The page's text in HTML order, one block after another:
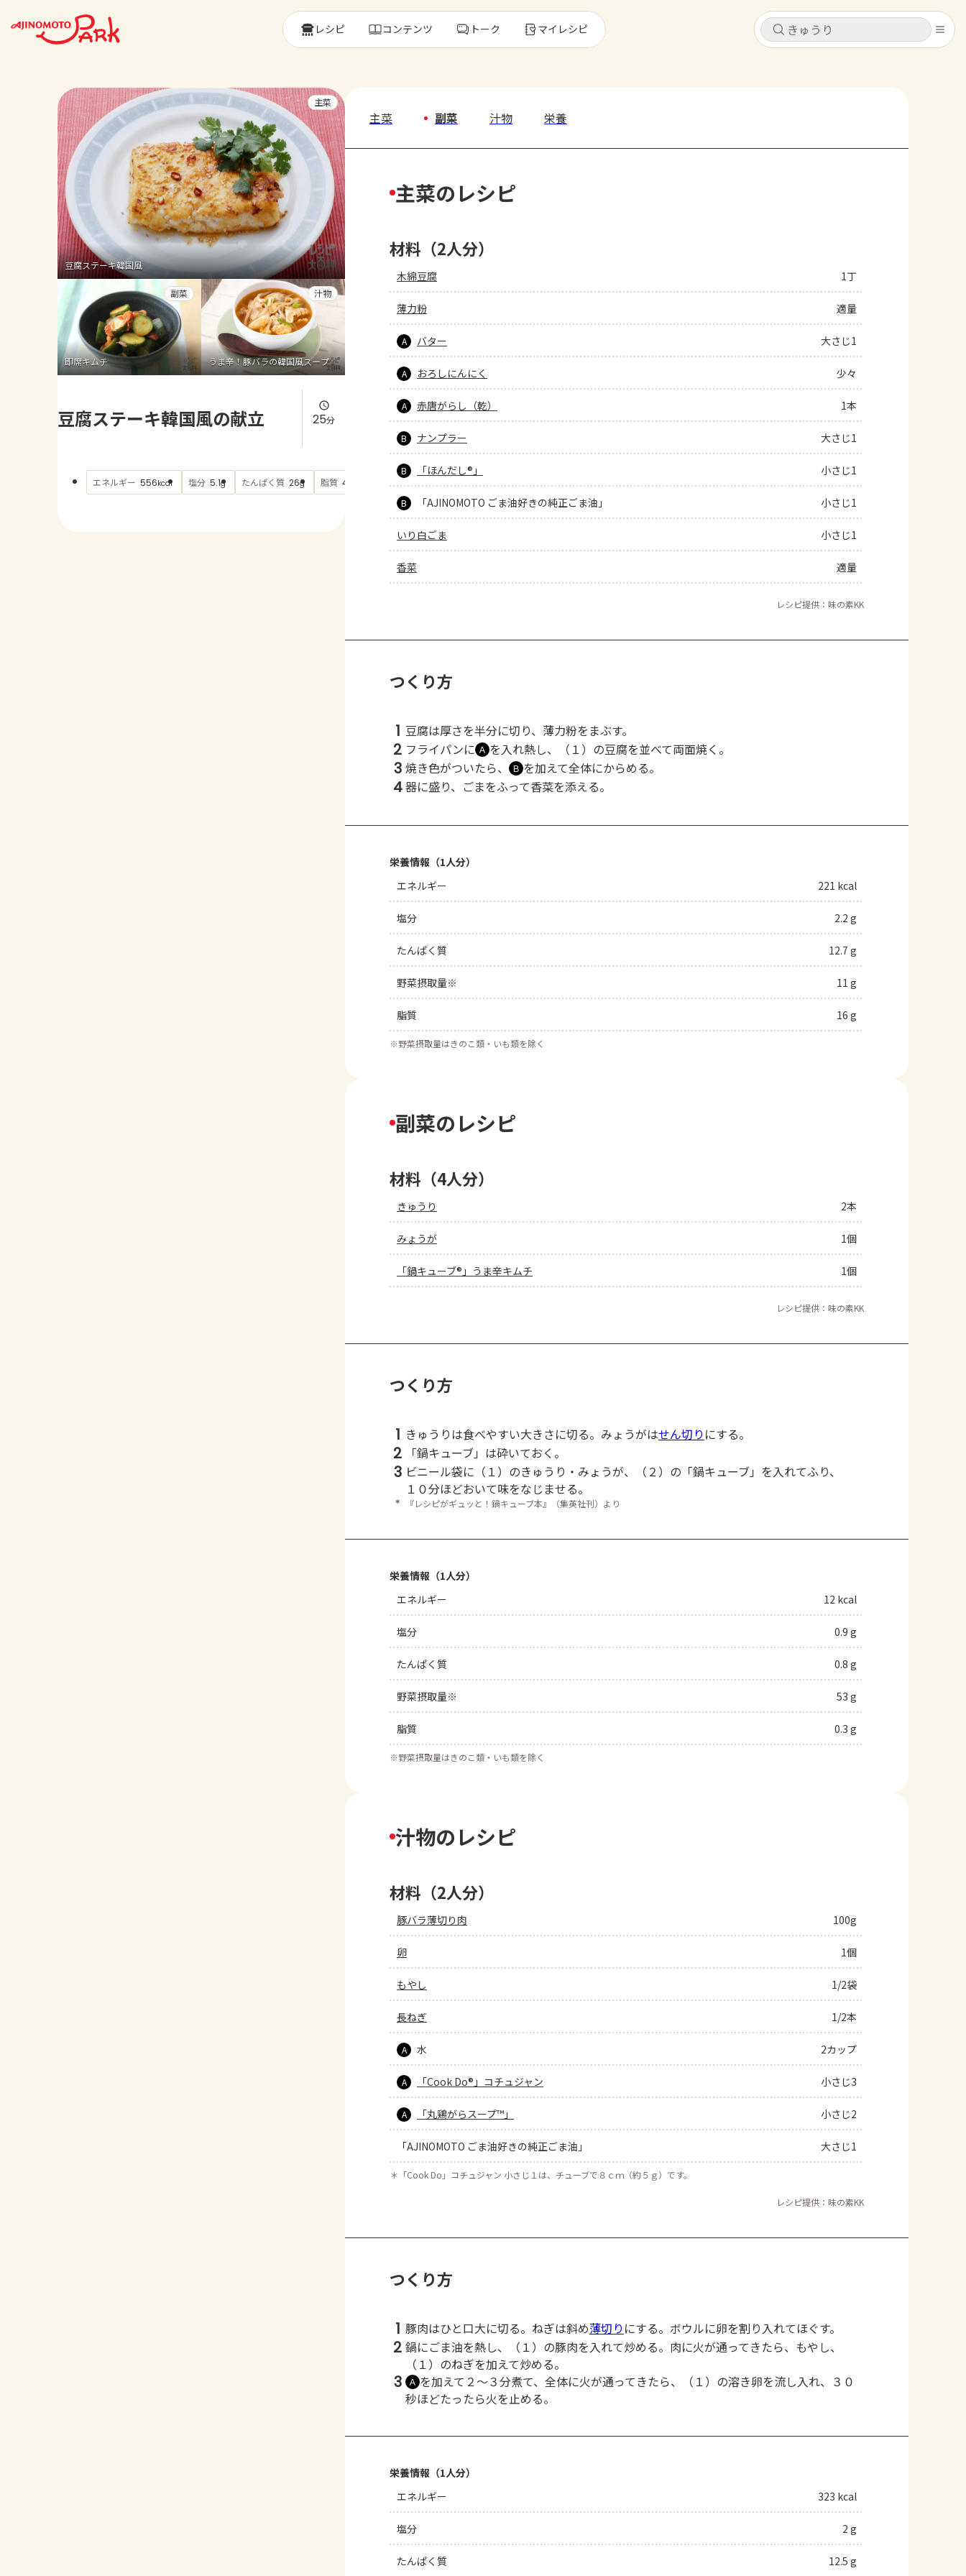
キャンセル
よくあるお問い合わせ
お買い物
キャンセル
レシピ コンテンツ トーク マイレシピ
豆腐ステーキ韓国風
主菜
即席キムチ
副菜
うま辛！豚バラの韓国風スープ
汁物
豆腐ステーキ韓国風の献立 25分
エネルギー 556kcal 塩分 5.1g たんぱく質 26g 脂質 44 もっと見る
主菜 副菜 汁物 栄養
主菜のレシピ
材料（2人分）
木綿豆腐 1丁
薄力粉 適量
A バター 大さじ1
A おろしにんにく 少々
A 赤唐がらし（乾） 1本
B ナンプラー 大さじ1
B 「ほんだし®」 小さじ1
B 「AJINOMOTO ごま油好きの純正ごま油」 小さじ1
いり白ごま 小さじ1
香菜 適量
レシピ提供：味の素KK
つくり方
1 豆腐は厚さを半分に切り、薄力粉をまぶす。
2 フライパンに Ａ を入れ熱し、（１）の豆腐を並べて両面焼く。
3 焼き色がついたら、 Ｂ を加えて全体にからめる。
4器に盛り、ごまをふって香菜を添える。
栄養情報（1人分）
エネルギー
221 kcal
塩分 2.2 g
たんぱく質 12.7 g
野菜摂取量※ 11 g
脂質 16 g
※野菜摂取量はきのこ類・いも類を除く
副菜のレシピ
材料（4人分）
きゅうり 2本
みょうが 1個
「鍋キューブ®」うま辛キムチ 1個
レシピ提供：味の素KK
つくり方
1 きゅうりは食べやすい大きさに切る。みょうがはせん切り にする。
2 「鍋キューブ」は砕いておく。
3 ビニール袋に（１）のきゅうり・みょうが、（２）の「鍋キューブ」を入れてふり、
１０分ほどおいて味をなじませる。
＊ 『レシピがギュッと！鍋キューブ本』（集英社刊）より
栄養情報（1人分）
エネルギー
12 kcal
塩分 0.9 g
たんぱく質 0.8 g
野菜摂取量※ 53 g
脂質 0.3 g
※野菜摂取量はきのこ類・いも類を除く
汁物のレシピ
材料（2人分）
豚バラ薄切り肉 100g
卵 1個
もやし 1/2袋
長ねぎ 1/2本
A 水 2カップ
A 「Cook Do®」コチュジャン 小さじ3
A 「丸鶏がらスープ™」 小さじ2
「AJINOMOTO ごま油好きの純正ごま油」 大さじ1
＊ 「Cook Do」コチュジャン 小さじ１は、チューブで８ｃｍ（約５ｇ）です。
レシピ提供：味の素KK
つくり方
1 豚肉はひと口大に切る。ねぎは斜め薄切り にする。ボウルに卵を割り入れてほぐす。
2 鍋にごま油を熱し、（１）の豚肉を入れて炒める。肉に火が通ってきたら、もやし、
（１）のねぎを加えて炒める。
3 Ａ を加えて２～３分煮て、全体に火が通ってきたら、（１）の溶き卵を流し入れ、３０
秒ほどたったら火を止める。
栄養情報（1人分）
エネルギー
323 kcal
塩分 2 g
たんぱく質 12.5 g